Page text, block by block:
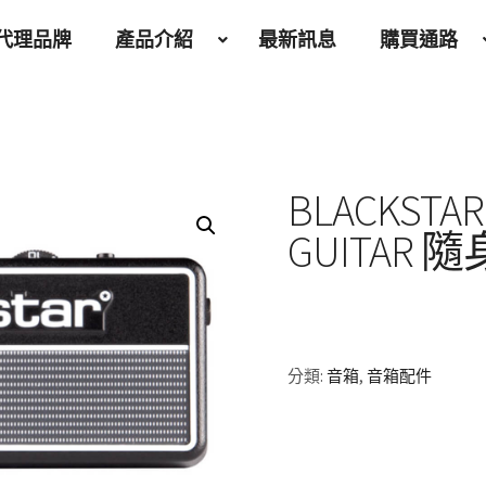
理品牌 產品介紹 最新訊息 購買通路
GUITAR
分類:音箱,音箱配件